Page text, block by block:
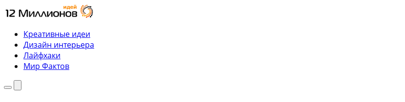
Перейти
к
содержимому
Креативные идеи
Дизайн интерьера
Лайфхаки
Мир Фактов
МенюПоиск